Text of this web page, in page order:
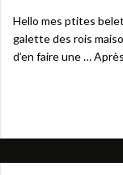
Hello mes ptites
galette des rois
d’en faire une …